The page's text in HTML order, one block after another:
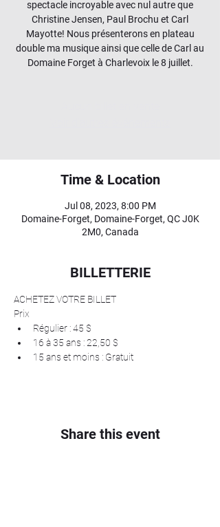
spectacle incroyable avec nul autre que
Christine Jensen, Paul Brochu et Carl
Mayotte! Nous présenterons en plateau
double ma musique ainsi que celle de Carl au
Domaine Forget à Charlevoix le 8 juillet.
Time & Location
Jul 08, 2023, 8:00 PM
Domaine-Forget, Domaine-Forget, QC J0K
2M0, Canada
BILLETTERIE
ACHETEZ VOTRE BILLET
Prix
Régulier : 45 $
16 à 35 ans : 22,50 $
15 ans et moins : Gratuit
Share this event